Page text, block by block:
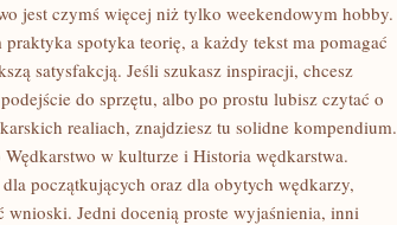
jest czymś więcej niż tylko weekendowym hobby.
spotyka teorię, a każdy tekst ma pomagać
satysfakcją. Jeśli szukasz inspiracji, chcesz
do sprzętu, albo po prostu lubisz czytać o
realiach, znajdziesz tu solidne kompendium.
w kulturze i Historia wędkarstwa.
początkujących oraz dla obytych wędkarzy,
wnioski. Jedni docenią proste wyjaśnienia, inni